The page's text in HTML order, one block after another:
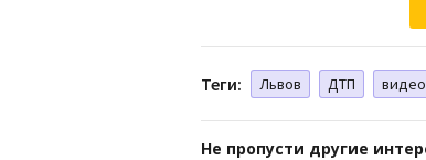
Теги: Львов ДТП видео
Не пропусти другие